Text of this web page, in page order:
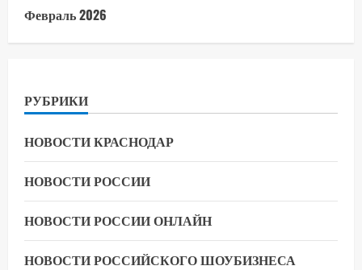
Февраль 2026
РУБРИКИ
НОВОСТИ КРАСНОДАР
НОВОСТИ РОССИИ
НОВОСТИ РОССИИ ОНЛАЙН
НОВОСТИ РОССИЙСКОГО ШОУБИЗНЕСА